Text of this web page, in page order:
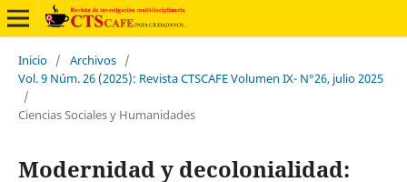
Inicio / Archivos /
Vol. 9 Núm. 26 (2025): Revista CTSCAFE Volumen IX- N°26, julio 2025
/
Ciencias Sociales y Humanidades
Modernidad y decolonialidad: